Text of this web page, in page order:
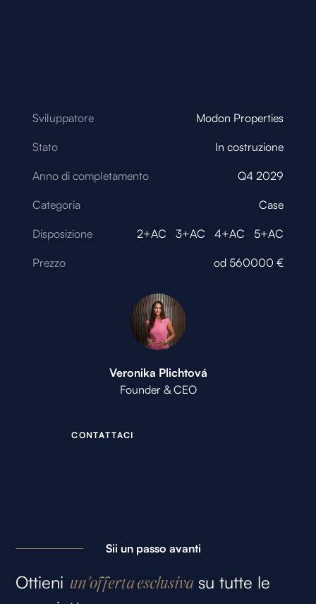
Sviluppatore Modon Properties
Stato In costruzione
Anno di completamento Q4 2029
Categoria Case
Disposizione 2+AC 3+AC 4+AC 5+AC
Prezzo od 560000 €
Veronika Plichtová
Founder & CEO
CONTATTACI
Sii un passo avanti
Ottieni un'offerta esclusivasu tutte le